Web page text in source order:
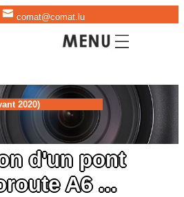
comat@comat.lu
2020)
d'un pont
A6 ...